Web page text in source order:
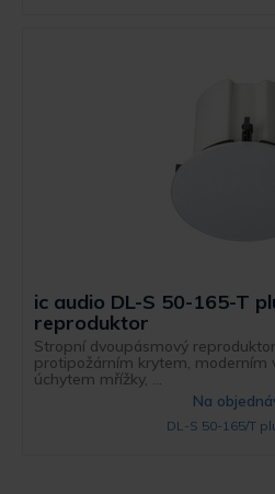
ic audio DL-S 50-165-T
reproduktor
Stropní dvoupásmový
protipožárním krytem, moderním
úchytem mřížky, ...
Na
DL-S 50-165/T